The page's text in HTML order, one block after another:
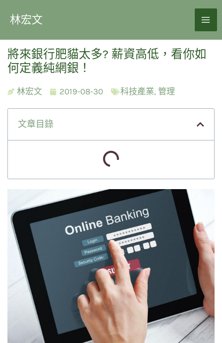
林宏文
將來銀行肥貓太多? 薪資高低，看你如
何定義純網銀！
林宏文 2019-08-30 科技產業, 管理
文章目錄